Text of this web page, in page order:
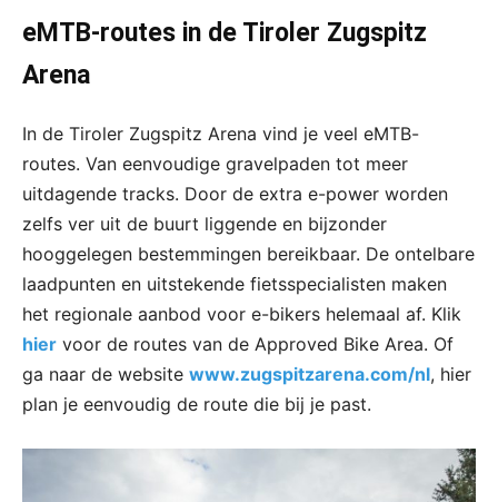
eMTB-routes in de Tiroler Zugspitz
Arena
In de Tiroler Zugspitz Arena vind je veel eMTB-
routes. Van eenvoudige gravelpaden tot meer
uitdagende tracks. Door de extra e-power worden
zelfs ver uit de buurt liggende en bijzonder
hooggelegen bestemmingen bereikbaar. De ontelbare
laadpunten en uitstekende fietsspecialisten maken
het regionale aanbod voor e-bikers helemaal af. Klik
hier voor de routes van de Approved Bike Area. Of
ga naar de website www.zugspitzarena.com/nl, hier
plan je eenvoudig de route die bij je past.